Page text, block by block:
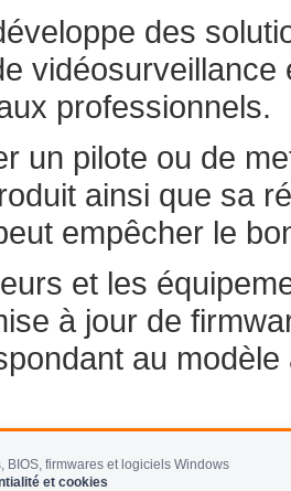
des
professionnels.
un pilote ou de
ainsi que sa
empêcher le
et les
à jour de
au
BIOS, firmwares et logiciels Windows
et cookies